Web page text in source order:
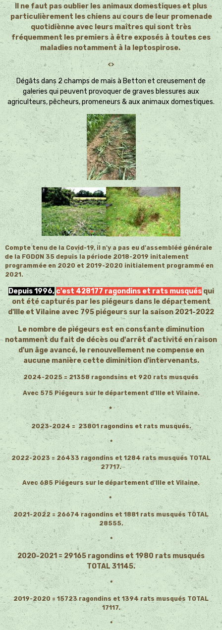
Il ne faut pas oublier les animaux domestiques et plus
particulièrement les chiens au cours de leur promenade
quotidiènne avec leurs maîtres qui sont très
fréquemment les premiers à être exposés à toutes ces
maladies notamment à la leptospirose.
<>
Dégâts dans 2 champs de maïs à Betton et creusement de
galeries qui peuvent provoquer de graves blessures aux
agriculteurs, pêcheurs, promeneurs & aux animaux domestiques.
Compte tenu de la Covid-19, il n'y a pas eu d'assemblée générale
de la FGDON 35 depuis la période 2018-2019 initalement
programmée en 2020 et 2019-2020 initialement programmé en
2021.
Depuis 1996,c'est 428177 ragondins et rats musquésqui
ont été capturés par les piégeurs dans le département
d'Ille et Vilaine avec 795 piégeurs sur la saison 2021-2022
Le nombre de piégeurs est en constante diminution
notamment du fait de décès ou d'arrêt d'activité en raison
d'un âge avancé, le renouvellement ne compense en
aucune manière cette diminition d'intervenants.
2024-2025 = 21358 ragondsins et 920 rats musqués
Avec 575 Piégeurs sur le département d'Ille et Vilaine.
*
2023-2024 = 23801 ragondins et rats musqués.
*
2022-2023 = 26433 ragondins et 1284 rats musqués TOTAL
27717.
Avec 685 Piégeurs sur le département d'Ille et Vilaine.
*
2021-2022 = 26674 ragondins et 1881 rats musqués TOTAL
28555.
*
2020-2021 = 29165 ragondins et 1980 rats musqués
TOTAL 31145.
*
2019-2020 = 15723 ragondins et 1394 rats musqués TOTAL
17117.
*